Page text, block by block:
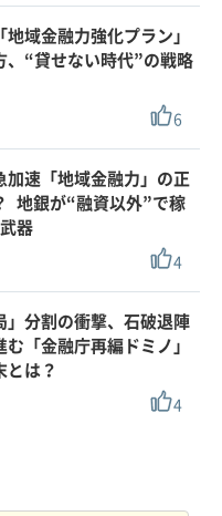
域金融力強化プラン」
、“貸せない時代”の戦略
6
加速「地域金融力」の正
地銀が“融資以外”で稼
器
4
」分割の衝撃、石破退陣
む「金融庁再編ドミノ」
とは？
4